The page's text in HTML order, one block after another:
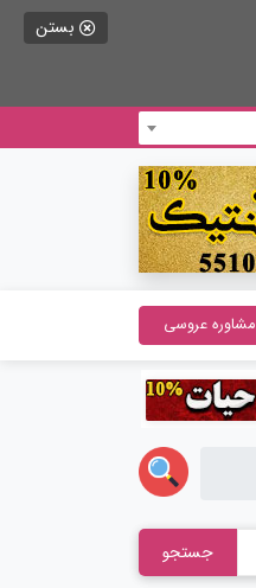
بستن
مشاوره عروسی
جستجو